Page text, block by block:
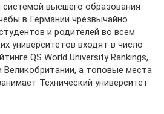
высшего образования
в Германии чрезвычайно
и родителей во всем
университетов входят в число
QS World University Rankings,
а топовые места
Технический университет